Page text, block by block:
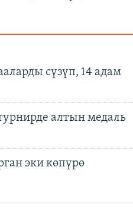
сүзүп, 14 адам
алтын медаль
эки көпүрө